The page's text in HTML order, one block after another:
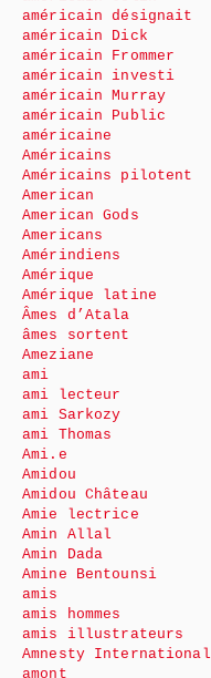
américain désignait
américain Dick
américain Frommer
américain investi
américain Murray
américain Public
américaine
Américains
Américains pilotent
American
American Gods
Americans
Amérindiens
Amérique
Amérique latine
Âmes d’Atala
âmes sortent
Ameziane
ami
ami lecteur
ami Sarkozy
ami Thomas
Ami.e
Amidou
Amidou Château
Amie lectrice
Amin Allal
Amin Dada
Amine Bentounsi
amis
amis hommes
amis illustrateurs
Amnesty International
amont